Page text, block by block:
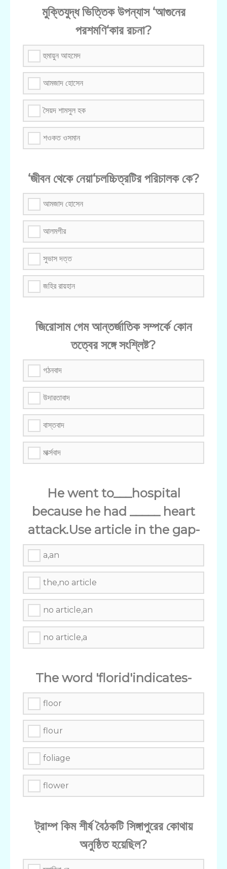
মুক্তিযুদ্ধ ভিত্তিক উপন্যাস ‘আগুনের
পরশমণি‘কার রচনা?
হুমায়ুন আহমেদ
আমজাদ হোসেন
সৈয়দ শামসুল হক
শওকত ওসমান
‘জীবন থেকে নেয়া‘চলচ্চিত্রটির পরিচালক কে?
আমজাদ হোসেন
আলমগীর
সুভাস দত্ত
জহির রায়হান
জিরোসাম গেম আন্তর্জাতিক সম্পর্কে কোন
তত্বের সঙ্গে সংশ্লিষ্ট?
গঠনবাদ
উদারতাবাদ
বাস্তবাদ
মার্ক্সবাদ
He went to___hospital
because he had _____ heart
attack.Use article in the gap-
a,an
the,no article
no article,an
no article,a
The word 'florid'indicates-
floor
flour
foliage
flower
ট্রাম্প কিম শীর্ষ বৈঠকটি সিঙ্গাপুরের কোথায়
অনুষ্ঠিত হয়েছিল?